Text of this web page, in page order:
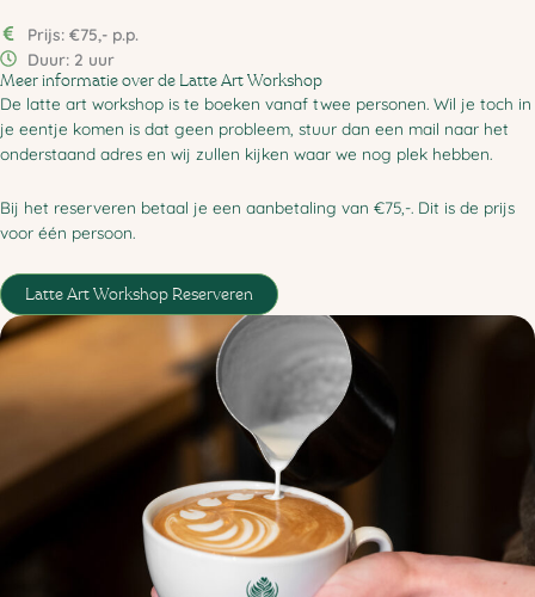
Prijs: €75,- p.p.
Duur: 2 uur
Meer informatie over de Latte Art Workshop
De latte art workshop is te boeken vanaf twee personen. Wil je toch in
je eentje komen is dat geen probleem, stuur dan een mail naar het
onderstaand adres en wij zullen kijken waar we nog plek hebben.
Bij het reserveren betaal je een aanbetaling van €75,-. Dit is de prijs
voor één persoon.
Latte Art Workshop Reserveren